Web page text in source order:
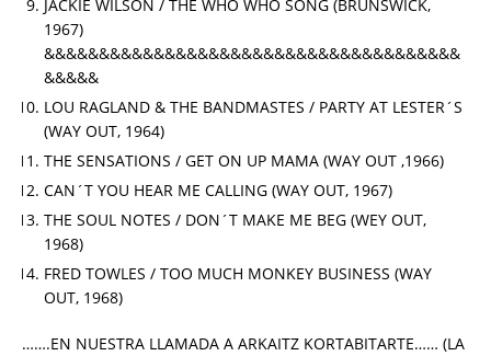
JACKIE WILSON / THE WHO WHO SONG (BRUNSWICK,
1967)
&&&&&&&&&&&&&&&&&&&&&&&&&&&&&&&&&&&&&&
&&&&&
LOU RAGLAND & THE BANDMASTES / PARTY AT LESTER´S
(WAY OUT, 1964)
THE SENSATIONS / GET ON UP MAMA (WAY OUT ,1966)
CAN´T YOU HEAR ME CALLING (WAY OUT, 1967)
THE SOUL NOTES / DON´T MAKE ME BEG (WEY OUT,
1968)
FRED TOWLES / TOO MUCH MONKEY BUSINESS (WAY
OUT, 1968)
…….EN NUESTRA LLAMADA A ARKAITZ KORTABITARTE…… (LA